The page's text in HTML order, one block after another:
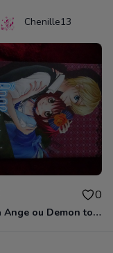
Chenille13
0
manga Ange ou Demon tome 1